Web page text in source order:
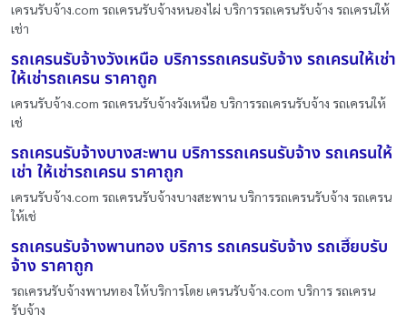
เครนรับจ้าง.com รถเครนรับจ้างหนองไผ่ บริการรถเครนรับจ้าง รถเครนให้
เช่า
รถเครนรับจ้างวังเหนือ บริการรถเครนรับจ้าง รถเครนให้เช่า
ให้เช่ารถเครน ราคาถูก
เครนรับจ้าง.com รถเครนรับจ้างวังเหนือ บริการรถเครนรับจ้าง รถเครนให้
เช่
รถเครนรับจ้างบางสะพาน บริการรถเครนรับจ้าง รถเครนให้
เช่า ให้เช่ารถเครน ราคาถูก
เครนรับจ้าง.com รถเครนรับจ้างบางสะพาน บริการรถเครนรับจ้าง รถเครน
ให้เช่
รถเครนรับจ้างพานทอง บริการ รถเครนรับจ้าง รถเฮี๊ยบรับ
จ้าง ราคาถูก
รถเครนรับจ้างพานทอง ให้บริการโดย เครนรับจ้าง.com บริการ รถเครน
รับจ้าง